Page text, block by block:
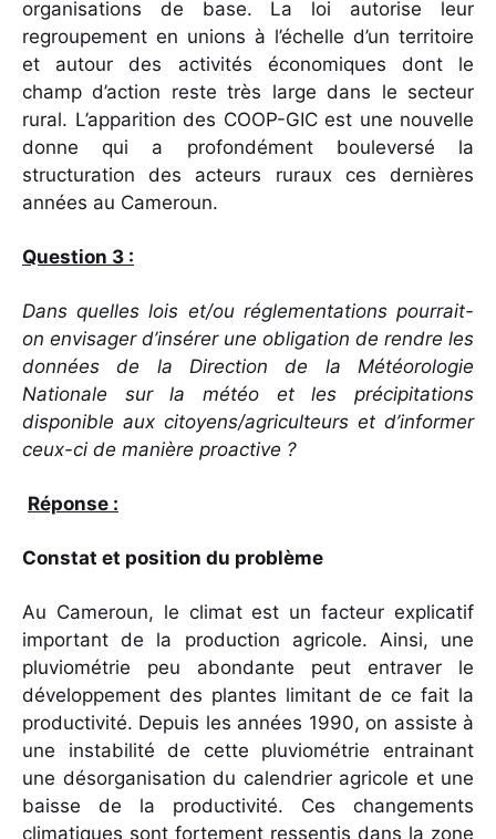
organisations de base. La loi autorise leur
regroupement en unions à l’échelle d’un territoire
et autour des activités économiques dont le
champ d’action reste très large dans le secteur
rural. L’apparition des COOP-GIC est une nouvelle
donne qui a profondément bouleversé la
structuration des acteurs ruraux ces dernières
années au Cameroun.
Question 3 :
Dans quelles lois et/ou réglementations pourrait-
on envisager d’insérer une obligation de rendre les
données de la Direction de la Météorologie
Nationale sur la météo et les précipitations
disponible aux citoyens/agriculteurs et d’informer
ceux-ci de manière proactive ?
Réponse :
Constat et position du problème
Au Cameroun, le climat est un facteur explicatif
important de la production agricole. Ainsi, une
pluviométrie peu abondante peut entraver le
développement des plantes limitant de ce fait la
productivité. Depuis les années 1990, on assiste à
une instabilité de cette pluviométrie entrainant
une désorganisation du calendrier agricole et une
baisse de la productivité. Ces changements
climatiques sont fortement ressentis dans la zone